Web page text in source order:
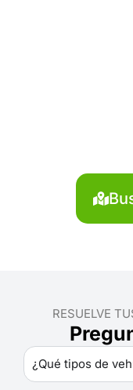
RESUELVE
¿Qué tipos de